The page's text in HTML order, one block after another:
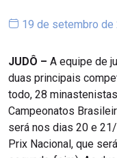
19 de setembro de
JUDÔ – A equipe de
duas principais
todo, 28
Campeonatos
será nos dias 20 e
Prix Nacional, que